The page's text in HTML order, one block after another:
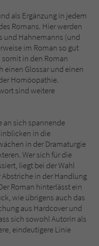
als Ergänzung in jedem
Romans. Hier werden
und Hahnemanns (und
im Roman so gut
in den Roman
einen Glossar und einen
Homöopathie.
sind weitere
an sich spannende
in die
in der Dramaturgie
Wer sich für die
liegt bei der Wahl
in der Handlung
Roman hinterlässt ein
wie übrigens auch das
aus Hardcover und
sich sowohl Autorin als
eindeutigere Linie